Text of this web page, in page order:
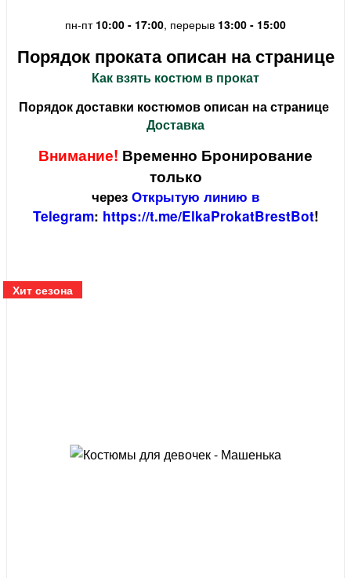
пн-пт 10:00 - 17:00, перерыв 13:00 - 15:00
Порядок проката описан на странице
Как взять костюм в прокат
Порядок доставки костюмов описан на странице
Доставка
Внимание! Временно Бронирование
только
через Открытую линию в
Telegram: https://t.me/ElkaProkatBrestBot!
Хит сезона